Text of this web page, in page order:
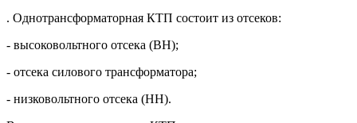
. Однотрансформаторная КТП состоит из отсеков:
- высоковольтного отсека (ВН);
- отсека силового трансформатора;
- низковольтного отсека (НН).